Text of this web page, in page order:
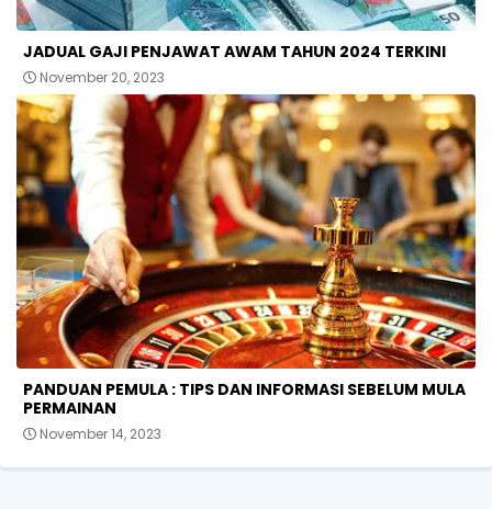
JADUAL GAJI PENJAWAT AWAM TAHUN 2024 TERKINI
November 20, 2023
PANDUAN PEMULA : TIPS DAN INFORMASI SEBELUM MULA
PERMAINAN
November 14, 2023